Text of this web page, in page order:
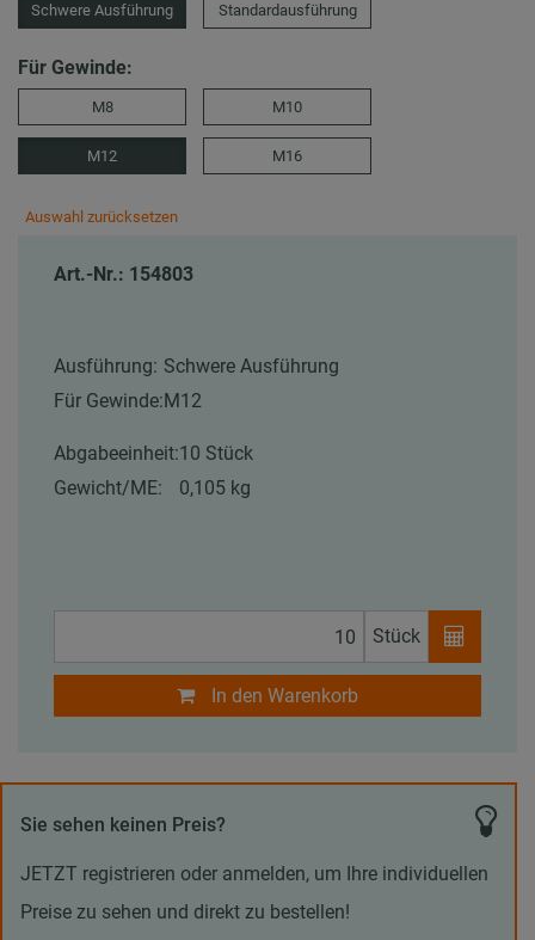
Schwere Ausführung Standardausführung
Für Gewinde:
M8 M10
M12 M16
Auswahl zurücksetzen
Art.-Nr.: 154803
Ausführung: Schwere Ausführung
Für Gewinde:M12
Abgabeeinheit:10 Stück
Gewicht/ME:
0,105 kg
Stück
In den Warenkorb
Sie sehen keinen Preis?
JETZT registrieren oder anmelden, um Ihre individuellen
Preise zu sehen und direkt zu bestellen!